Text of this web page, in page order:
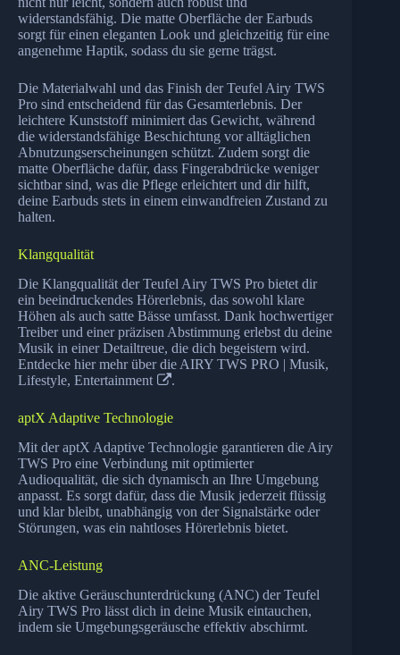
widerstandsfähig. Die matte Oberfläche der Earbuds
sorgt für einen eleganten Look und gleichzeitig für eine
angenehme Haptik, sodass du sie gerne trägst.
Die Materialwahl und das Finish der Teufel Airy TWS
Pro sind entscheidend für das Gesamterlebnis. Der
leichtere Kunststoff minimiert das Gewicht, während
die widerstandsfähige Beschichtung vor alltäglichen
Abnutzungserscheinungen schützt. Zudem sorgt die
matte Oberfläche dafür, dass Fingerabdrücke weniger
sichtbar sind, was die Pflege erleichtert und dir hilft,
deine Earbuds stets in einem einwandfreien Zustand zu
halten.
Klangqualität
Die Klangqualität der Teufel Airy TWS Pro bietet dir
ein beeindruckendes Hörerlebnis, das sowohl klare
Höhen als auch satte Bässe umfasst. Dank hochwertiger
Treiber und einer präzisen Abstimmung erlebst du deine
Musik in einer Detailtreue, die dich begeistern wird.
Entdecke hier mehr über die AIRY TWS PRO | Musik,
Lifestyle, Entertainment
.
aptX Adaptive Technologie
Mit der aptX Adaptive Technologie garantieren die Airy
TWS Pro eine Verbindung mit optimierter
Audioqualität, die sich dynamisch an Ihre Umgebung
anpasst. Es sorgt dafür, dass die Musik jederzeit flüssig
und klar bleibt, unabhängig von der Signalstärke oder
Störungen, was ein nahtloses Hörerlebnis bietet.
ANC-Leistung
Die aktive Geräuschunterdrückung (ANC) der Teufel
Airy TWS Pro lässt dich in deine Musik eintauchen,
indem sie Umgebungsgeräusche effektiv abschirmt.